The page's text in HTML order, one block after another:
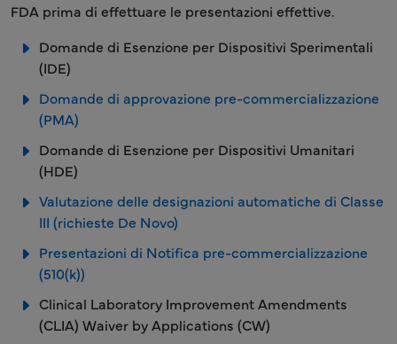
FDA prima di effettuare le presentazioni effettive.
Domande di Esenzione per Dispositivi Sperimentali
(IDE)
Domande di approvazione pre-commercializzazione
(PMA)
Domande di Esenzione per Dispositivi Umanitari
(HDE)
Valutazione delle designazioni automatiche di Classe
III (richieste De Novo)
Presentazioni di Notifica pre-commercializzazione
(510(k))
Clinical Laboratory Improvement Amendments
(CLIA) Waiver by Applications (CW)